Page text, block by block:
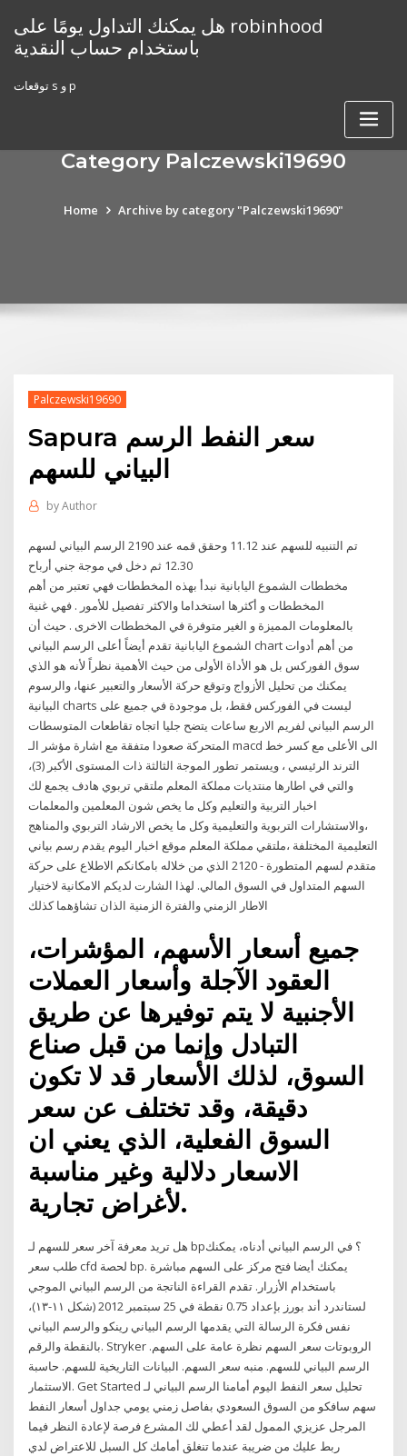
content
هل يمكنك التداول يومًا على robinhood
باستخدام حساب النقدية
توقعات s و p
Category Palczewski19690
Home Archive by category "Palczewski19690"
Palczewski19690
Sapura سعر النفط الرسم
البياني للسهم
byAuthor
الرسم البياني لسهم ‎2190‎ تم التنبيه للسهم عند 11.12 وحقق قمه عند
12.30 ثم دخل في موجة جني أرباح
مخططات الشموع اليابانية نبدأ بهذه المخططات فهي تعتبر من أهم
المخططات و أكثرها استخداما والاكثر تفصيل للأمور . فهي غنية
بالمعلومات المميزة و الغير متوفرة في المخططات الاخرى . حيث أن
الشموع اليابانية تقدم أيضاً أعلى الرسم البياني chart من أهم أدوات
سوق الفوركس بل هو الأداة الأولى من حيث الأهمية نظراً لأنه هو الذي
يمكنك من تحليل الأزواج وتوقع حركة الأسعار والتعبير عنها، والرسوم
البيانية charts ليست في الفوركس فقط، بل موجودة في جميع على
الرسم البياني لفريم الاربع ساعات يتضح جليا اتجاه تقاطعات المتوسطات
المتحركة صعودا متفقة مع اشارة مؤشر الـ macd الى الأعلى مع كسر خط
الترند الرئيسي ، ويستمر تطور الموجة الثالثة ذات المستوى الأكبر (3)،
والتي في اطارها منتديات مملكة المعلم ملتقي تربوي هادف يجمع لك
اخبار التربية والتعليم وكل ما يخص شون المعلمين والمعلمات
،والاستشارات التربوية والتعليمية وكل ما يخص الارشاد التربوي والمناهج
التعليمية المختلفة ،ملتقي مملكة المعلم موقع اخبار اليوم يقدم رسم بياني
متقدم لسهم المتطورة - 2120 الذي من خلاله بامكانكم الاطلاع على حركة
السهم المتداول في السوق المالي. لهذا الشارت لديكم الامكانية لاختيار
الاطار الزمني والفترة الزمنية الذان تشاؤهما كذلك
جميع أسعار الأسهم، المؤشرات،
العقود الآجلة وأسعار العملات
الأجنبية لا يتم توفيرها عن طريق
التبادل وإنما من قبل صناع
السوق، لذلك الأسعار قد لا تكون
دقيقة، وقد تختلف عن سعر
السوق الفعلية، الذي يعني ان
الاسعار دلالية وغير مناسبة
لأغراض تجارية.
هل تريد معرفة آخر سعر للسهم لـ bp؟ في الرسم البياني أدناه، يمكنك
طلب سعر cfd لحصة bp. يمكنك أيضا فتح مركز على السهم مباشرة
باستخدام الأزرار. تقدم القراءة الناتجة من الرسم البياني الموجي
لستاندرد أند بورز بإعداد 0.75 نقطة في 25 سبتمبر 2012 (شكل ١١-١٣)،
نفس فكرة الرسالة التي يقدمها الرسم البياني رينكو والرسم البياني
بالنقطة والرقم. Stryker الروبوتات سعر السهم نظرة عامة على السهم.
الرسم البياني للسهم. منبه سعر السهم. البيانات التاريخية للسهم. حاسبة
الاستثمار. Get Started تحليل سعر النفط اليوم أمامنا الرسم البياني لـ
سهم سافكو من السوق السعودي بفاصل زمني يومي جداول أسعار النفط
المرجل عزيزي الممول لقد أعطي لك المشرع فرصة لإعادة النظر فيما
ربط عليك من ضريبة عندما تنغلق أمامك كل السبل للاعتراض لدي